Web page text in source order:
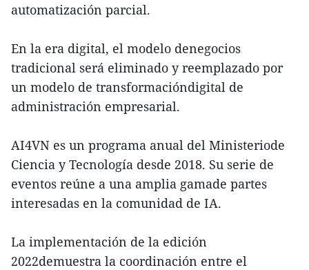
automatización parcial.
En la era digital, el modelo denegocios
tradicional será eliminado y reemplazado por
un modelo de transformacióndigital de
administración empresarial.
AI4VN es un programa anual del Ministeriode
Ciencia y Tecnología desde 2018. Su serie de
eventos reúne a una amplia gamade partes
interesadas en la comunidad de IA.
La implementación de la edición
2022demuestra la coordinación entre el